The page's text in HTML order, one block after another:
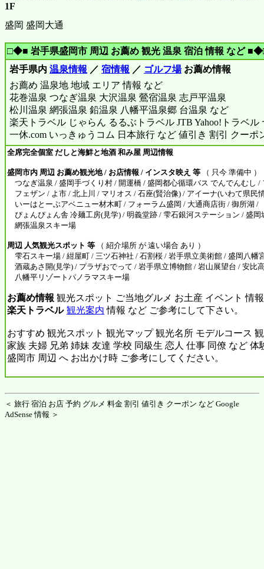
1F
盛岡 盛岡大通
□◆■ 岩手県盛岡市 周辺 お薦め 観光 温泉 宿泊 情報 など
岩手県内 温泉情報 ／ 宿情報 ／ ゴルフ場お薦め情報
お薦め 温泉地 地域 エリア 情報 など
花巻温泉 つなぎ温泉 大沢温泉 鶯宿温泉 志戸平温泉
松川温泉 網張温泉 鉛温泉 八幡平温泉郷 台温泉 など
楽天トラベル じゃらん るるぶトラベル JTB Yahoo!トラベル
一休.com いっきゅうコム 日本旅行 など 値引き 割引 クーポ
全席完全個室 だしと海鮮と地酒 和み屋 周辺情報
盛岡市内 周辺 お薦め観光地 / お店情報 / インスタ映え 等 （ 只今 準備中 ）
つなぎ温泉 / 盛岡手づくり村 / 開運橋 / 盛岡都心循環バス でんでんむし /
フェザン / よ市 / 北上川 / マリオス / 石座(賢治像) / アイーナ(いわて県民
いーはとーぶアベニュー材木町 / フォーラム盛岡 / 大通商店街 / 御所湖 /
ぴょんぴょん舎 冷麺工房(見学) / 明義堂跡 / 雫石銀河ステーション / 盛岡
網張温泉スキー場
周辺 人気観光スポット 等 （ 紹介場所 が 遠い場合 あり ）
雫石スキー場 / 紺屋町 / 三ツ石神社 / 石割桜 / 岩手県立美術館 / 盛岡八幡
酒蔵あさ開(見学) / プラザおでって / 岩手県立博物館 / 岩山展望台 / 安比
八幡平リゾートパノラマスキー場
お薦め情報 観光スポット ご当地グルメ お土産 イベント 情
楽天トラベル 観光案内 情報 など ご参考にして下さい。
おすすめ 観光スポット 観光マップ 観光名所 モデルコース
家族 夫婦 兄弟 姉妹 友達 学校 同級生 恋人 仕事 同僚 など 体
盛岡市 周辺 へ お出かけ時 ご参考にしてください。
＜ 旅行 宿泊 お店 予約 グルメ 料金 割引 値引き クーポン など Google
AdSense 情報 ＞